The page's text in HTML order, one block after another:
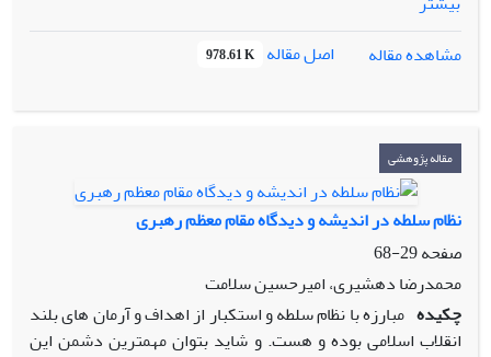
برای سرو سامان دادن به اوضاع مملکت از سوی جناح های
گوناگونی که در کشور وجود داشتند حمایت شد، از جمله
روشنفکران آن دوران، احزاب مانند حزب تجدد، نشریات همچون
چاره را تنها روی کارآمدن دولتی مطلقه دانستند. در این مقاله با
استفاده از روش توصیفی- تحلیلی در پی بررسی روی کار آمدن
رضاخان براساس نظریه ی بحران اسپریگنز می باشیم. در این
راستا سؤالی که مطرح می شود این است که شکل گیری دولت
مطلقه رضا خان چگونه قابل تبیین است؟ فرضیه ای که در پاسخ
به آن ارائه شد نیز عبارت است از: شکل گیری دولت مطلقه در
ایران دوره رضاخان امری ناگهانی، اتفاقی یا خارجی نبود بلکه
برآمده از تفکری اجتماعی بود که بحران را در جامعه آن روز درک
مشاهده مقاله
اصل مقاله 978.61 K
مقاله پژوهشی
نظام سلطه در اندیشه و دیدگاه مقام معظم رهبری
صفحه29-68
محمدرضا دهشیری، امیرحسین سلامت
چکیده مبارزه با نظام سلطه و استکبار از اهداف و آرمان های بلند
انقلاب اسلامی بوده و هست. و شاید بتوان مهمترین دشمن این